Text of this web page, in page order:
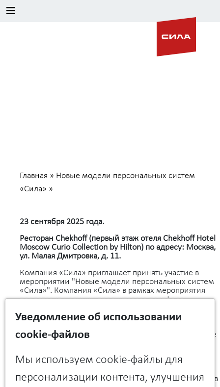
Главная » Новые модели персональных систем
«Сила» »
23 сентября 2025 года.
Ресторан Chekhoff (первый этаж отеля Chekhoff Hotel
Moscow Curio Collection by Hilton) по адресу: Москва,
ул. Малая Дмитровка, д. 11.
Компания «Сила» приглашает принять участие в
мероприятии "Новые модели персональных систем
«Сила»". Компания «Сила» в рамках мероприятия
представит новинки продуктового портфеля
также о предпочтениях компаний в отношении
особенности каждой модели, и какая из них больше
обслуживания получает пользователь? Какие планы
другие вопросы ответят эксперты компании «Сила» в
Уведомление об использовании
cookie-файлов
Мы используем cookie-файлы для
персонализации контента, улучшения